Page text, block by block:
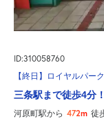
ID:310058760
【終日】ロイヤルパー
三条駅まで徒歩4分
河原町駅から 472m 徒